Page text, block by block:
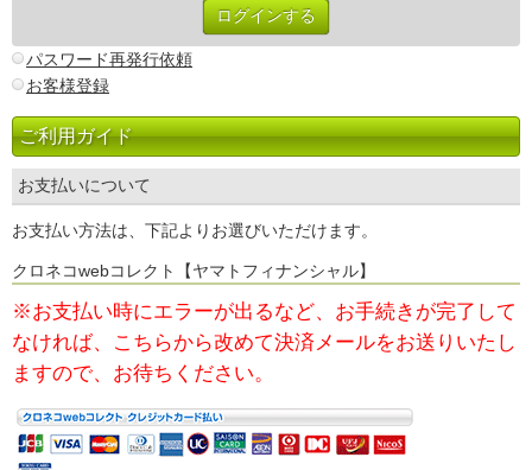
パスワード再発行依頼
お客様登録
ご利用ガイド
お支払いについて
お支払い方法は、下記よりお選びいただけます。
クロネコwebコレクト【ヤマトフィナンシャル】
※お支払い時にエラーが出るなど、お手続きが完了して
なければ、
こちらから改めて決済メールをお送りいたし
ますので、お待ちください。